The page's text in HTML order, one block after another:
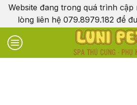
Website đang trong quá trình
lòng liên hệ 079.8979.182 để